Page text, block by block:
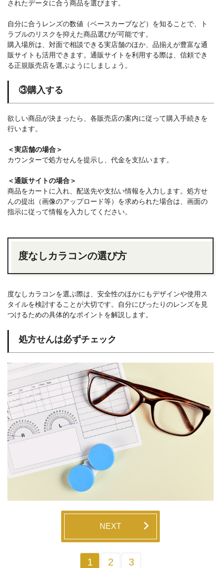
されたデータに合う商品を選びます。
自分に合うレンズの数値（ベースカーブなど）を知ることで、ト
ラブルのリスクを抑えた商品選びが可能です。
購入場所は、対面で相談できる実店舗のほか、品揃えが豊富な通
販サイトも活用できます。通販サイトを利用する際は、信頼でき
る正規販売店を選ぶようにしましょう。
③購入する
欲しい商品が決まったら、各販売店の案内に従って購入手続きを
行います。
＜実店舗の場合＞
カウンターで処方せんを提示し、代金を支払います。
＜通販サイトの場合＞
商品をカートに入れ、配送先や支払い情報を入力します。処方せ
んの提出（画像のアップロード等）を求められた場合は、画面の
指示に従って情報を入力してください。
度なしカラコンの選び方
度なしカラコンを選ぶ際は、安全性のほかにもデザインや使用ス
タイルを検討することが大切です。自分にぴったりのレンズを見
つけるための具体的なポイントを解説します。
処方せんは必ずチェック
NEXT
1 2 3